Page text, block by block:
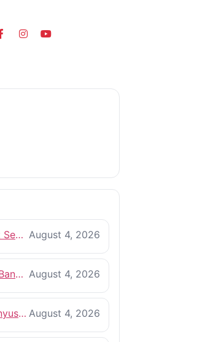
Checklist Sebelum Memulai Proyek Pembangunan Rumah August 4, 2026
Material Bangunan Berkualitas untuk Rumah yang Tahan Lama August 4, 2026
Cara Menyusun RAB Bangun Rumah yang Efisien August 4, 2026